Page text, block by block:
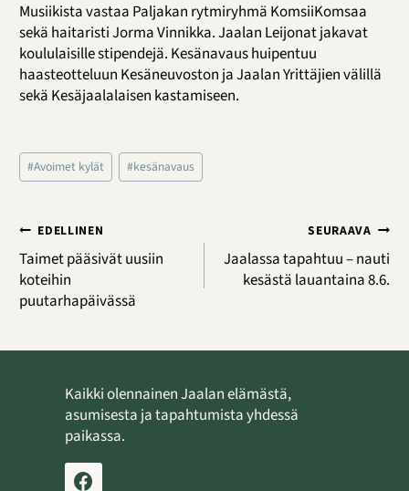
Musiikista vastaa Paljakan rytmiryhmä KomsiiKomsaa
sekä haitaristi Jorma Vinnikka. Jaalan Leijonat jakavat
koululaisille stipendejä. Kesänavaus huipentuu
haasteotteluun Kesäneuvoston ja Jaalan Yrittäjien välillä
sekä Kesäjaalalaisen kastamiseen.
Avainsanat:
#Avoimet kylät #kesänavaus
Artikkelien
selaus
EDELLINEN
Taimet pääsivät uusiin
koteihin
puutarhapäivässä
SEURAAVA
Jaalassa tapahtuu – nauti
kesästä lauantaina 8.6.
Kaikki olennainen Jaalan elämästä,
asumisesta ja tapahtumista yhdessä
paikassa.